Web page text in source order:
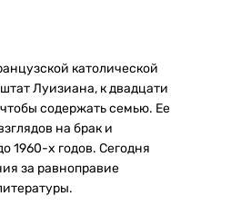
католической
Луизиана, к двадцати
содержать семью. Ее
на брак и
1960-х годов. Сегодня
за равноправие